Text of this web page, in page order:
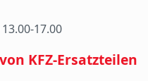
17.00
KFZ-Ersatzteilen